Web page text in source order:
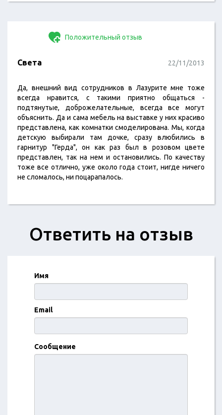
Положительный отзыв
Света 22/11/2013
Да, внешний вид сотрудников в Лазурите мне тоже
всегда нравится, с такими приятно общаться -
подтянутые, доброжелательные, всегда все могут
объяснить. Да и сама мебель на выставке у них красиво
представлена, как комнатки смоделирована. Мы, когда
детскую выбирали там дочке, сразу влюбились в
гарнитур "Герда", он как раз был в розовом цвете
представлен, так на нем и остановились. По качеству
тоже все отлично, уже около года стоит, нигде ничего
не сломалось, ни поцарапалось.
Ответить на отзыв
Имя
Email
Сообщение